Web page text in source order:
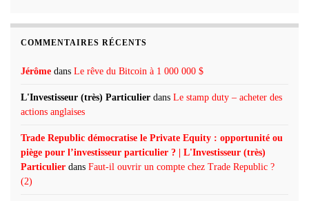
COMMENTAIRES RÉCENTS
Jérôme dans Le rêve du Bitcoin à 1 000 000 $
L'Investisseur (très) Particulier dans Le stamp duty – acheter des
actions anglaises
Trade Republic démocratise le Private Equity : opportunité ou
piège pour l’investisseur particulier ? | L'Investisseur (très)
Particulier dans Faut-il ouvrir un compte chez Trade Republic ?
(2)